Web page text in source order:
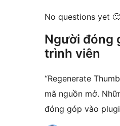
No questions yet 🙂
Người đóng
trình viên
“Regenerate
mã nguồn mở.
đóng góp vào